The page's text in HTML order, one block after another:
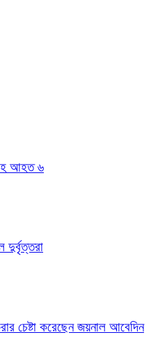
আহত ৬
চেষ্টা করেছেন জয়নাল আবেদিন